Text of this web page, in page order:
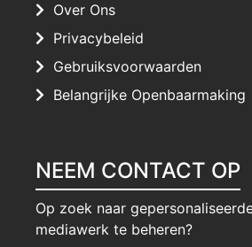
Over Ons
Privacybeleid
Gebruiksvoorwaarden
Belangrijke Openbaarmaking
NEEM CONTACT OP
Op zoek naar
mediawerk te beheren?